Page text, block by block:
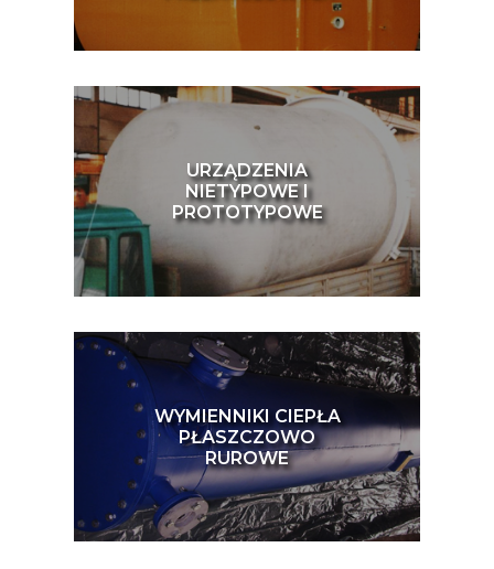
URZĄDZENIA
NIETYPOWE I
PROTOTYPOWE
WYMIENNIKI CIEPŁA
PŁASZCZOWO
RUROWE